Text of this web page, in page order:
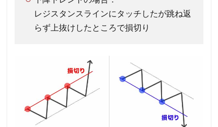
レジスタンスラインにタッチしたが跳ね返
らず上抜けしたところで損切り